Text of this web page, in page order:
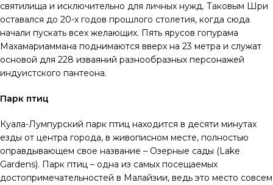
святилища и исключительно для личных нужд. Таковым Шри
оставался до 20-х годов прошлого столетия, когда сюда
начали пускать всех желающих. Пять ярусов гопурама
Махамариаммана поднимаются вверх на 23 метра и служат
основой для 228 изваяний разнообразных персонажей
индуистского пантеона.
Парк птиц
Куала-Лумпурский парк птиц находится в десяти минутах
езды от центра города, в живописном месте, полностью
оправдывающем свое название – Озерные сады (Lake
Gardens). Парк птиц – одна из самых посещаемых
достопримечательностей в Малайзии, ведь это место совсем